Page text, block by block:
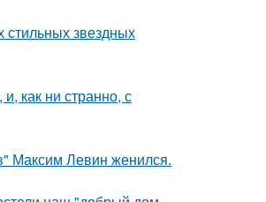
стильных звездных
как ни странно, с
Максим Левин женился.